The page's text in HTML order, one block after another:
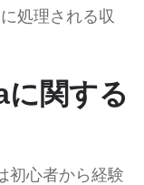
処理される収
関する
初心者から経験